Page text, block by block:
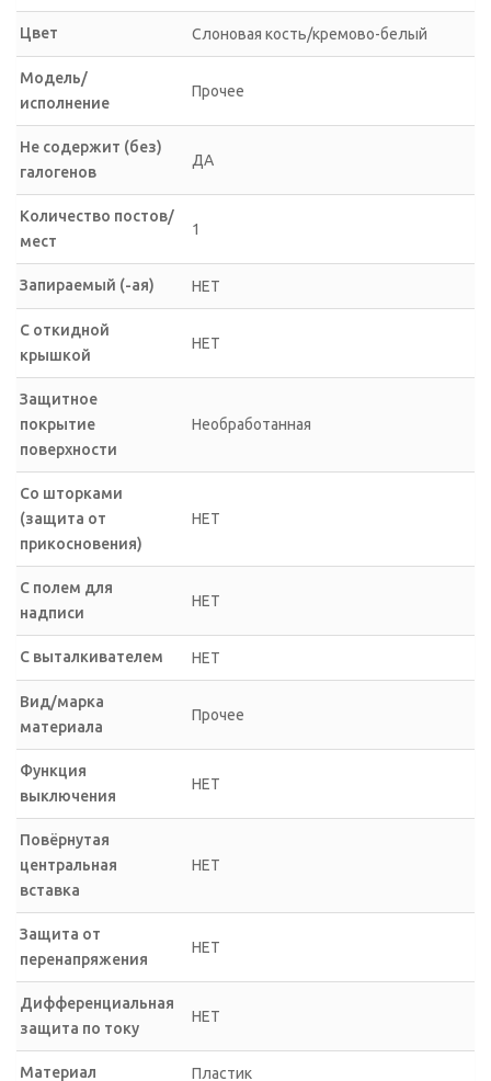
Цвет Слоновая кость/кремово-белый
Модель/
исполнение
Прочее
Не содержит (без)
галогенов
ДА
Количество постов/
мест
1
Запираемый (-ая) НЕТ
С откидной
крышкой
НЕТ
Защитное
покрытие
поверхности
Необработанная
Со шторками
(защита от
прикосновения)
НЕТ
С полем для
надписи
НЕТ
С выталкивателем НЕТ
Вид/марка
материала
Прочее
Функция
выключения
НЕТ
Повёрнутая
центральная
вставка
НЕТ
Защита от
перенапряжения
НЕТ
Дифференциальная
защита по току
НЕТ
Материал Пластик